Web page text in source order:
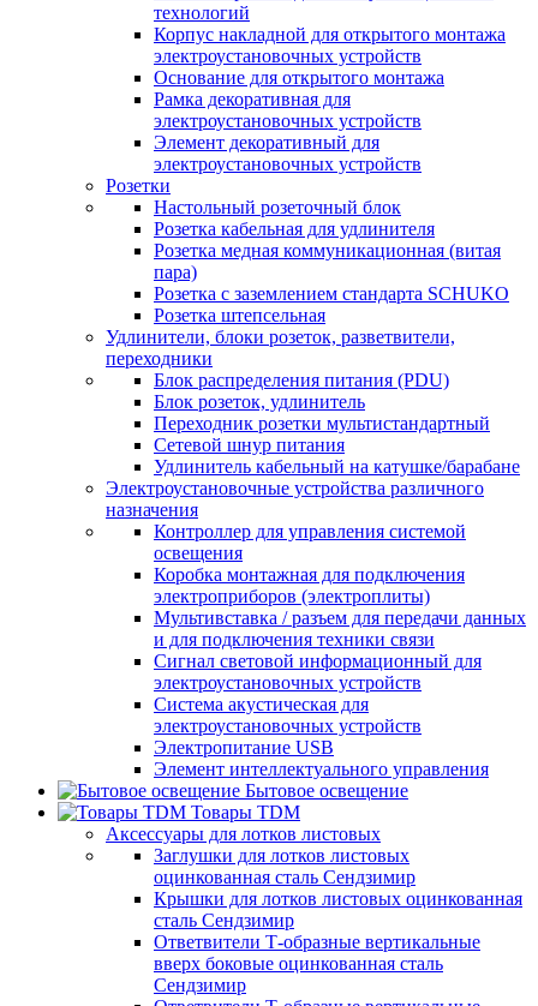
технологий
Корпус накладной для открытого монтажа
электроустановочных устройств
Основание для открытого монтажа
Рамка декоративная для
электроустановочных устройств
Элемент декоративный для
электроустановочных устройств
Розетки
Настольный розеточный блок
Розетка кабельная для удлинителя
Розетка медная коммуникационная (витая
пара)
Розетка с заземлением стандарта SCHUKO
Розетка штепсельная
Удлинители, блоки розеток, разветвители,
переходники
Блок распределения питания (PDU)
Блок розеток, удлинитель
Переходник розетки мультистандартный
Сетевой шнур питания
Удлинитель кабельный на катушке/барабане
Электроустановочные устройства различного
назначения
Контроллер для управления системой
освещения
Коробка монтажная для подключения
электроприборов (электроплиты)
Мультивставка / разъем для передачи данных
и для подключения техники связи
Сигнал световой информационный для
электроустановочных устройств
Система акустическая для
электроустановочных устройств
Электропитание USB
Элемент интеллектуального управления
Бытовое освещение
Товары TDM
Аксессуары для лотков листовых
Заглушки для лотков листовых
оцинкованная сталь Сендзимир
Крышки для лотков листовых оцинкованная
сталь Сендзимир
Ответвители Т-образные вертикальные
вверх боковые оцинкованная сталь
Сендзимир